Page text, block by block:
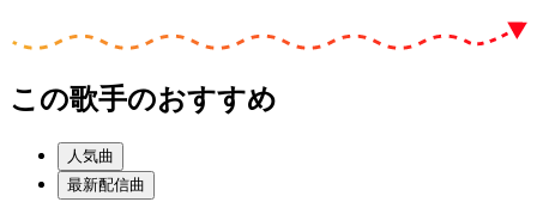
この歌手のおすすめ
人気曲
最新配信曲